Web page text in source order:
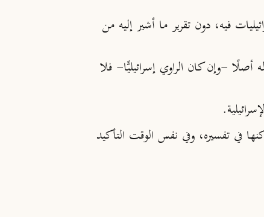
فيه، دون تقرير ما أشير إليه من
أصلًا -وإن كان الراوي إسرائيليًّا- فلا
في تفسيره، وفي نفس الوقت التأكيد